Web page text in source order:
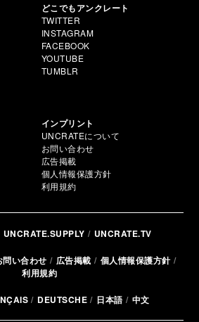
どこでもアンクレート
TWITTER
INSTAGRAM
FACEBOOK
YOUTUBE
TUMBLR
インプリント
UNCRATEについて
お問い合わせ
広告掲載
個人情報保護方針
利用規約
UNCRATE.SUPPLY UNCRATE.TV
問い合わせ 広告掲載
個人情報保護方針
利用規約
DEUTSCHE 日本語 中文